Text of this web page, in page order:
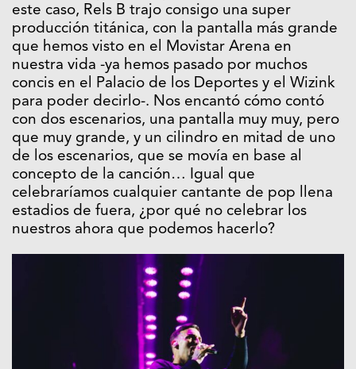
diferentes tipos de espectáculos en directo. En
este caso, Rels B trajo consigo una super
producción titánica, con la pantalla más grande
que hemos visto en el Movistar Arena en
nuestra vida -ya hemos pasado por muchos
concis en el Palacio de los Deportes y el Wizink
para poder decirlo-. Nos encantó cómo contó
con dos escenarios, una pantalla muy muy, pero
que muy grande, y un cilindro en mitad de uno
de los escenarios, que se movía en base al
concepto de la canción… Igual que
celebraríamos cualquier cantante de pop llena
estadios de fuera, ¿por qué no celebrar los
nuestros ahora que podemos hacerlo?